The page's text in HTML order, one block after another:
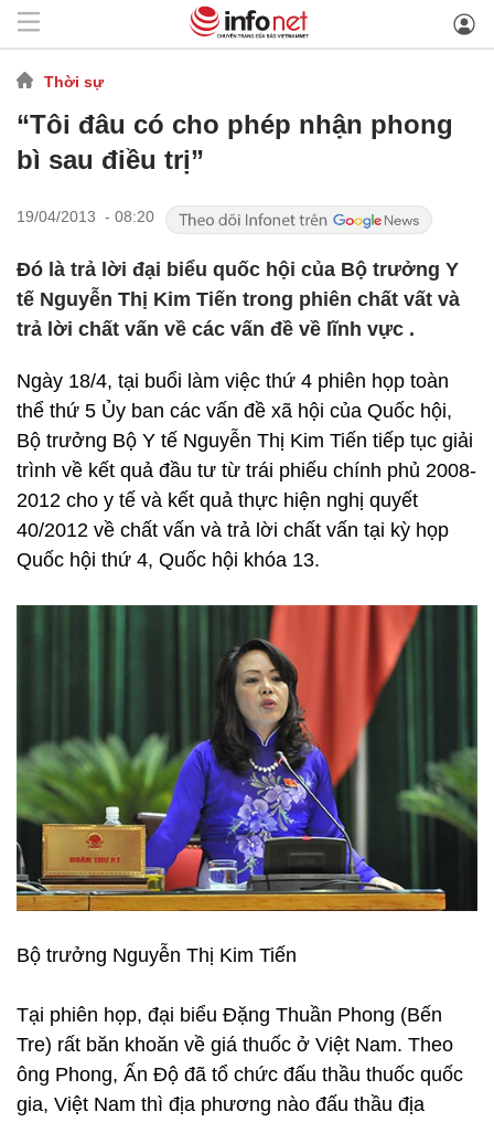
Thời sự
“Tôi đâu có cho phép nhận phong
bì sau điều trị”
19/04/2013 - 08:20
Đó là trả lời đại biểu quốc hội của Bộ trưởng Y
tế Nguyễn Thị Kim Tiến trong phiên chất vất và
trả lời chất vấn về các vấn đề về lĩnh vực .
Ngày 18/4, tại buổi làm việc thứ 4 phiên họp toàn
thể thứ 5 Ủy ban các vấn đề xã hội của Quốc hội,
Bộ trưởng Bộ Y tế Nguyễn Thị Kim Tiến tiếp tục giải
trình về kết quả đầu tư từ trái phiếu chính phủ 2008-
2012 cho y tế và kết quả thực hiện nghị quyết
40/2012 về chất vấn và trả lời chất vấn tại kỳ họp
Quốc hội thứ 4, Quốc hội khóa 13.
Bộ trưởng Nguyễn Thị Kim Tiến
Tại phiên họp, đại biểu Đặng Thuần Phong (Bến
Tre) rất băn khoăn về giá thuốc ở Việt Nam. Theo
ông Phong, Ấn Độ đã tổ chức đấu thầu thuốc quốc
gia, Việt Nam thì địa phương nào đấu thầu địa